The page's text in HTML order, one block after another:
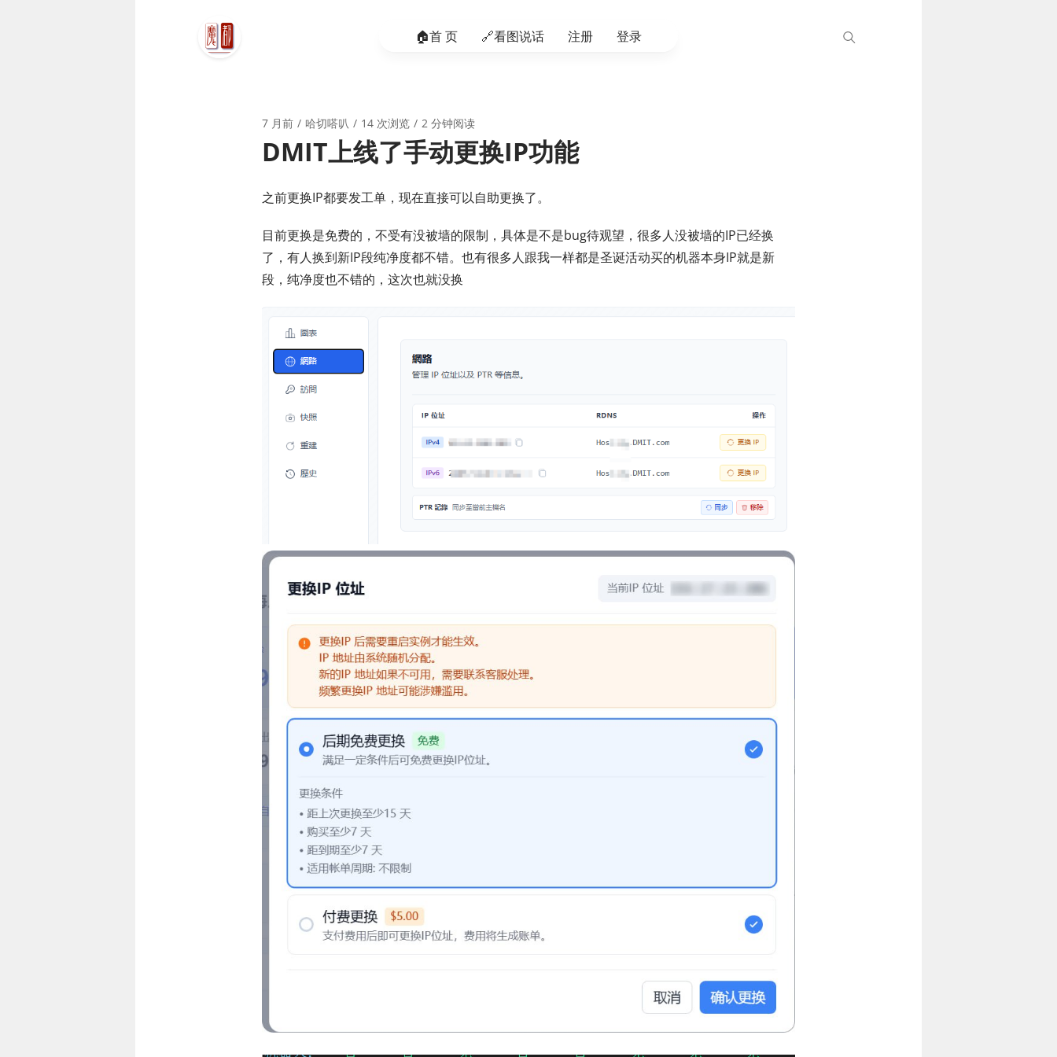
🏠️首 页 🔗看图说话 注册 登录
7 月前 哈切嗒叭 14 次浏览 2 分钟阅读
DMIT上线了手动更换IP功能
之前更换IP都要发工单，现在直接可以自助更换了。
目前更换是免费的，不受有没被墙的限制，具体是不是bug待观望，很多人没被墙的IP已经换
了，有人换到新IP段纯净度都不错。也有很多人跟我一样都是圣诞活动买的机器本身IP就是新
段，纯净度也不错的，这次也就没换